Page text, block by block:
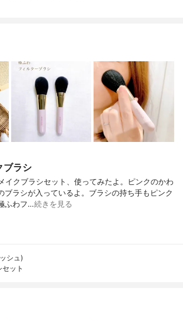
ブラシ
イクブラシセット、使ってみたよ。ピンクのかわ
ブラシが入っているよ。ブラシの持ち手もピンク
ふわフ…続きを見る
シュ)
ット